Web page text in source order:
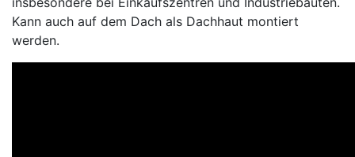
Kann auch auf dem Dach als Dachhaut montiert
werden.